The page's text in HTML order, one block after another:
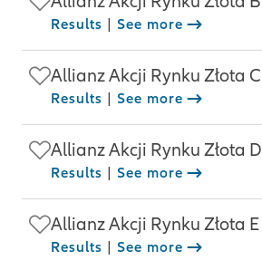
Results See more
Allianz Akcji Rynku Złota C
Results See more
Allianz Akcji Rynku Złota D
Results See more
Allianz Akcji Rynku Złota E
Results See more